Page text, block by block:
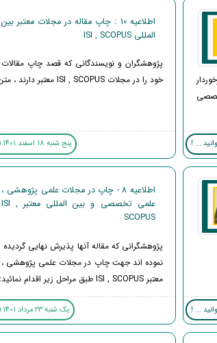
برخوردار
... !
اطلاعیه 10 : چاپ مقاله در مجلات معتبر بین
المللی ISI , SCOPUS
پژوهشگران و نویسندگانی که قصد چاپ مقالات
خود را در مجلات ISI , SCOPUS معتبر دارند ، متن اطلاعیه را مطالعه نمایند .
پنج شنبه 18 اسفند 1401 (3 سال قبل )
... !
اطلاعیه 8 - چاپ در مجلات علمی پژوهشی ،
علمی تخصصی و بین المللی معتبر ISI ,
SCOPUS
پژوهشگرانی که مقاله آنها پذیرش نهایی
نموده اند جهت چاپ در مجلات علمی پژوهشی
معتبر ISI , SCOPUS طبق مراحل زیر اقدام نمائید:
یک شنبه 23 مرداد 1401 (3 سال قبل )